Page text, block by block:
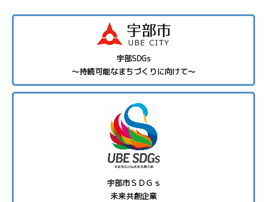
宇部SDGs
～持続可能なまちづくりに向けて～
宇部市ＳＤＧｓ
未来共創企業